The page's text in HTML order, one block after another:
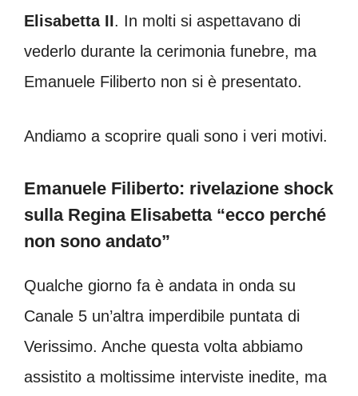
Elisabetta II. In molti si aspettavano di
vederlo durante la cerimonia funebre, ma
Emanuele Filiberto non si è presentato.
Andiamo a scoprire quali sono i veri motivi.
Emanuele Filiberto: rivelazione shock
sulla Regina Elisabetta “ecco perché
non sono andato”
Qualche giorno fa è andata in onda su
Canale 5 un’altra imperdibile puntata di
Verissimo. Anche questa volta abbiamo
assistito a moltissime interviste inedite, ma